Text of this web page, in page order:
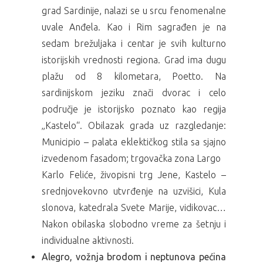
grad Sardinije, nalazi se u srcu fenomenalne
uvale Anđela. Kao i Rim sagrađen je na
sedam brežuljaka i centar je svih kulturno
istorijskih vrednosti regiona. Grad ima dugu
plažu od 8 kilometara, Poetto. Na
sardinijskom jeziku znači dvorac i celo
područje je istorijsko poznato kao regija
„Kastelo“. Obilazak grada uz razgledanje:
Municipio – palata eklektičkog stila sa sjajno
izvedenom fasadom; trgovačka zona Largo
Karlo Feliće, živopisni trg Jene, Kastelo –
srednjovekovno utvrđenje na uzvišici, Kula
slonova, katedrala Svete Marije, vidikovac…
Nakon obilaska slobodno vreme za šetnju i
individualne aktivnosti.
Alegro, vožnja brodom i neptunova pećina